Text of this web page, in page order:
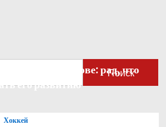
Поиск
Ахтямове: рад, что
его развитию
Хоккей